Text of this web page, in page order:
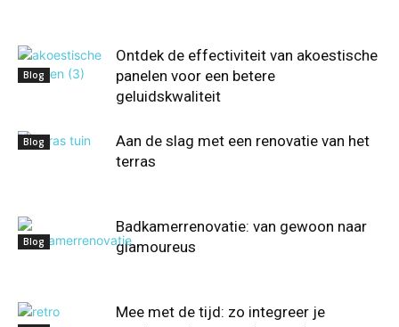
Blog
Ontdek de effectiviteit van akoestische
panelen voor een betere
geluidskwaliteit
Blog
Aan de slag met een renovatie van het
terras
Blog
Badkamerrenovatie: van gewoon naar
glamoureus
Mee met de tijd: zo integreer je